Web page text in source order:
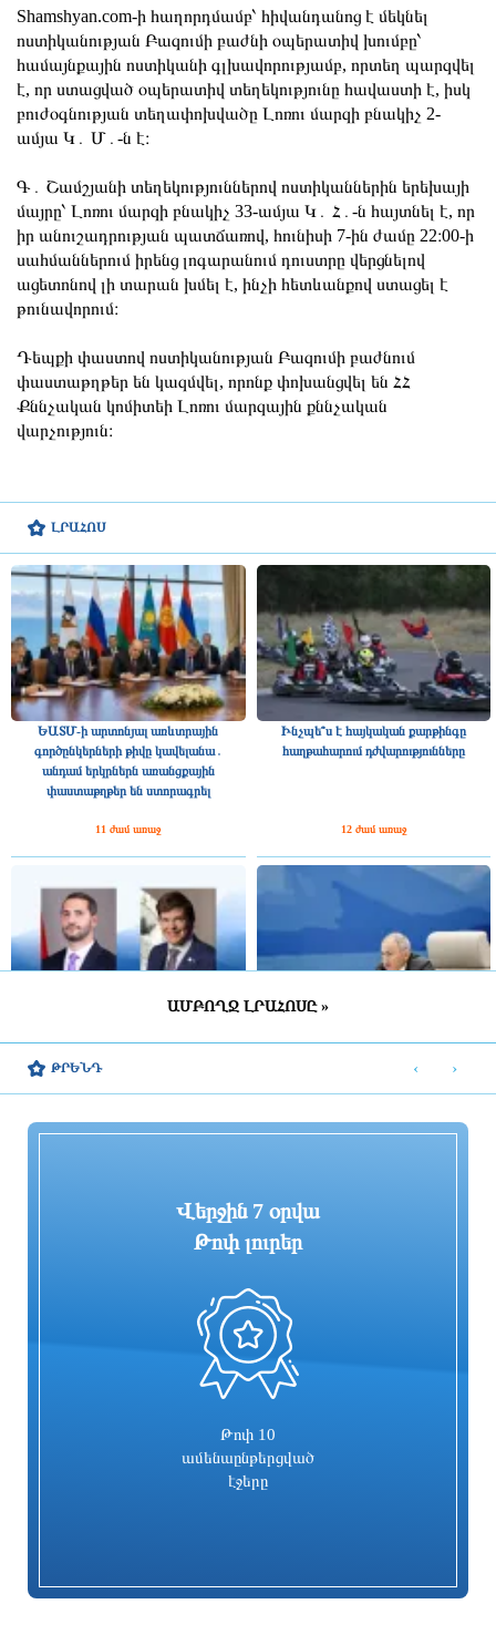
ԼՐԱՀՈՍ
ԵԱՏՄ-ի արտոնյալ առևտրային
գործընկերների թիվը կավելանա․
անդամ երկրներն առանցքային
փաստաթղթեր են ստորագրել
11 ժամ առաջ
Ինչպե՞ս է հայկական քարթինգը
հաղթահարում դժվարությունները
12 ժամ առաջ
ՀՀ ԱԺ նախագահի պաշտոնում
ընտրվելու կապակցությամբ
Գարեգին Բ-ի և վեց եպիսկոպոսների
ինքնաբացարկ հայտնեց. նոր
Իսրայելն արձագանքել է Թուրքիայի
ԱՄԲՈՂՋ ԼՐԱՀՈՍԸ »
Shamshyan.com-ի հաղորդմամբ՝ հիվանդանոց է մեկնել
ոստիկանության Բազումի բաժնի օպերատիվ խումբը՝
համայնքային ոստիկանի գլխավորությամբ, որտեղ պարզվել
է, որ ստացված օպերատիվ տեղեկությունը հավաստի է, իսկ
բուժօգնության տեղափոխվածը Լոռու մարզի բնակիչ 2-
ամյա Կ․ Մ․-ն է։
Գ․ Շամշյանի տեղեկություններով ոստիկաններին երեխայի
մայրը՝ Լոռու մարզի բնակիչ 33-ամյա Կ․ Հ․-ն հայտնել է, որ
իր անուշադրության պատճառով, հունիսի 7-ին ժամը 22։00-ի
սահմաններում իրենց լոգարանում դուստրը վերցնելով
ացետոնով լի տարան խմել է, ինչի հետևանքով ստացել է
թունավորում։
Դեպքի փաստով ոստիկանության Բազումի բաժնում
փաստաթղթեր են կազմվել, որոնք փոխանցվել են ՀՀ
Քննչական կոմիտեի Լոռու մարզային քննչական
վարչություն։
ԹՐԵՆԴ
Վերջին 7 օրվա
Թոփ լուրեր
Թոփ 10
ամենաընթերցված
էջերը
‹ ›